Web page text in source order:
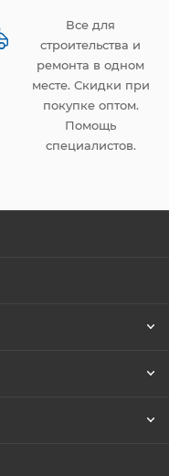
Все для
строительства и
ремонта в одном
месте. Скидки при
покупке оптом.
Помощь
специалистов.